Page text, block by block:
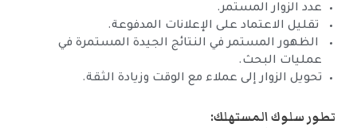
عدد الزوار المستمر.
تقليل الاعتماد على الإعلانات المدفوعة.
الظهور المستمر في النتائج الجيدة المستمرة في
عمليات البحث.
تحويل الزوار إلى عملاء مع الوقت وزيادة الثقة.
تطور سلوك المستهلك: